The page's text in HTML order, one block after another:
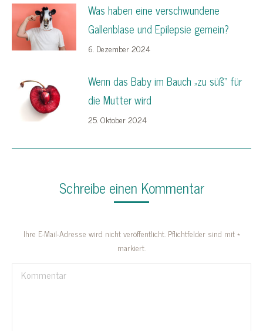
Was haben eine verschwundene
Gallenblase und Epilepsie gemein?
6. Dezember 2024
Wenn das Baby im Bauch „zu süß“ für
die Mutter wird
25. Oktober 2024
Schreibe einen Kommentar
Ihre E-Mail-Adresse wird nicht veröffentlicht. Pflichtfelder sind mit*
markiert.
Kommentar